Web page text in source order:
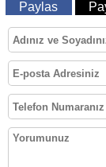
Paylas